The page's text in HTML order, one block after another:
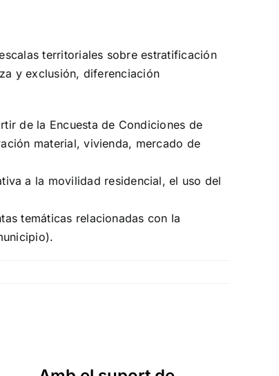
territoriales sobre estratificación
y exclusión, diferenciación
de la Encuesta de Condiciones de
material, vivienda, mercado de
a la movilidad residencial, el uso del
temáticas relacionadas con la